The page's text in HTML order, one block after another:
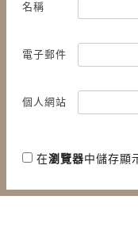
名稱
電子郵件
個人網站
在瀏覽器中儲存顯